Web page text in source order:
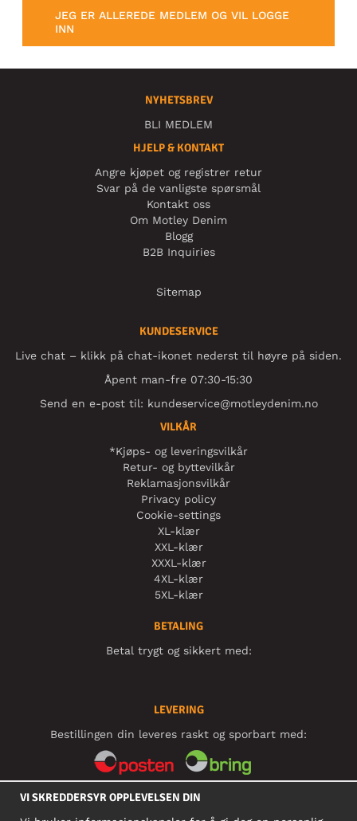
JEG ER ALLEREDE MEDLEM OG VIL LOGGE
INN
NYHETSBREV
BLI MEDLEM
HJELP & KONTAKT
Angre kjøpet og registrer retur
Svar på de vanligste spørsmål
Kontakt oss
Om Motley Denim
Blogg
B2B Inquiries
Sitemap
KUNDESERVICE
Live chat – klikk på chat-ikonet nederst til høyre på siden.
Åpent man-fre 07:30-15:30
Send en e-post til: kundeservice@motleydenim.no
VILKÅR
*Kjøps- og leveringsvilkår
Retur- og byttevilkår
Reklamasjonsvilkår
Privacy policy
Cookie-settings
XL-klær
XXL-klær
XXXL-klær
4XL-klær
5XL-klær
BETALING
Betal trygt og sikkert med:
LEVERING
Bestillingen din leveres raskt og sporbart med:
SOSIALE MEDIER
VI SKREDDERSYR OPPLEVELSEN DIN